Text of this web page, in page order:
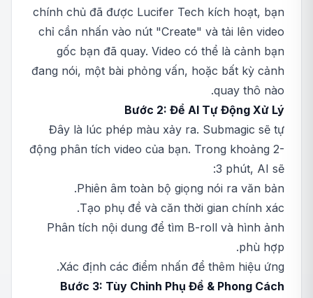
chính chủ đã được Lucifer Tech kích hoạt, bạn
chỉ cần nhấn vào nút "Create" và tải lên video
gốc bạn đã quay. Video có thể là cảnh bạn
đang nói, một bài phỏng vấn, hoặc bất kỳ cảnh
quay thô nào.
Bước 2: Để AI Tự Động Xử Lý
Đây là lúc phép màu xảy ra. Submagic sẽ tự
động phân tích video của bạn. Trong khoảng 2-
3 phút, AI sẽ:
Phiên âm toàn bộ giọng nói ra văn bản.
Tạo phụ đề và căn thời gian chính xác.
Phân tích nội dung để tìm B-roll và hình ảnh
phù hợp.
Xác định các điểm nhấn để thêm hiệu ứng.
Bước 3: Tùy Chỉnh Phụ Đề & Phong Cách